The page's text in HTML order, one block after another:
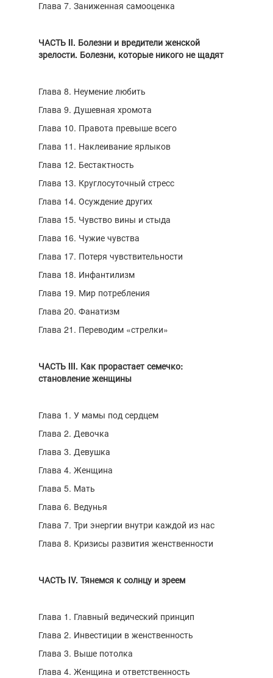
Глава 7. Заниженная самооценка
ЧАСТЬ II. Болезни и вредители женской
зрелости. Болезни, которые никого не щадят
Глава 8. Неумение любить
Глава 9. Душевная хромота
Глава 10. Правота превыше всего
Глава 11. Наклеивание ярлыков
Глава 12. Бестактность
Глава 13. Круглосуточный стресс
Глава 14. Осуждение других
Глава 15. Чувство вины и стыда
Глава 16. Чужие чувства
Глава 17. Потеря чувствительности
Глава 18. Инфантилизм
Глава 19. Мир потребления
Глава 20. Фанатизм
Глава 21. Переводим «стрелки»
ЧАСТЬ III. Как прорастает семечко:
становление женщины
Глава 1. У мамы под сердцем
Глава 2. Девочка
Глава 3. Девушка
Глава 4. Женщина
Глава 5. Мать
Глава 6. Ведунья
Глава 7. Три энергии внутри каждой из нас
Глава 8. Кризисы развития женственности
ЧАСТЬ IV. Тянемся к солнцу и зреем
Глава 1. Главный ведический принцип
Глава 2. Инвестиции в женственность
Глава 3. Выше потолка
Глава 4. Женщина и ответственность